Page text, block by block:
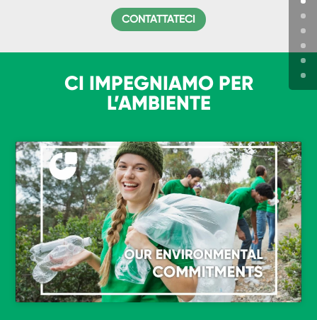
CONTATTATECI
CI IMPEGNIAMO PER
L’AMBIENTE